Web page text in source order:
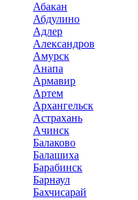
Абакан
Абдулино
Адлер
Александров
Амурск
Анапа
Армавир
Артем
Архангельск
Астрахань
Ачинск
Балаково
Балашиха
Барабинск
Барнаул
Бахчисарай